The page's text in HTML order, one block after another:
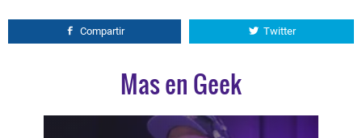
Compartir Twitter
Mas en Geek